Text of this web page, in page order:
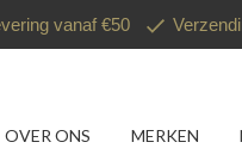
vanaf €50
OVER ONS MERKEN